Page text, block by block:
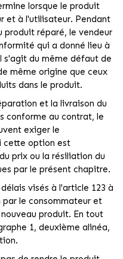
lorsque le produit
et à l'utilisateur. Pendant
produit réparé, le vendeur
qui a donné lieu à
s'agit du même défaut de
même origine que ceux
dans le produit.
et la livraison du
conforme au contrat, le
exiger le
cette option est
prix ou la résiliation du
par le présent chapitre.
visés à l'article 123 à
le consommateur et
produit. En tout
1, deuxième alinéa,